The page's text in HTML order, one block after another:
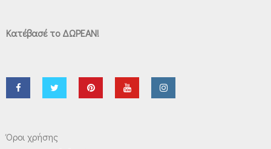
Κατέβασέ το ΔΩΡΕΑΝ!
Όροι χρήσης